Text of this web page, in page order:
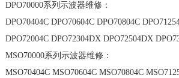
DPO70000系列示波器维修：
DPO70404C DPO70604C DPO70804C
DPO72004C DPO72304DX DPO72504DX
MSO70000系列示波器维修：
MSO70404C MSO70604C MSO70804C